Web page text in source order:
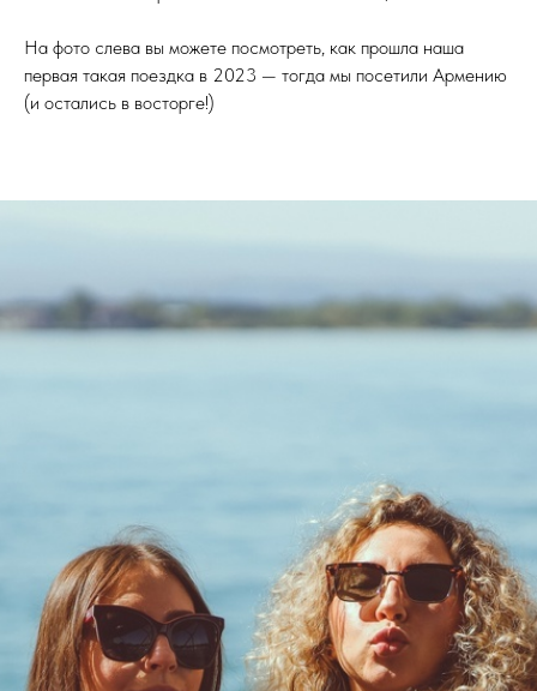
На фото слева вы можете посмотреть, как прошла наша
первая такая поездка в 2023 — тогда мы посетили Армению
(и остались в восторге!)